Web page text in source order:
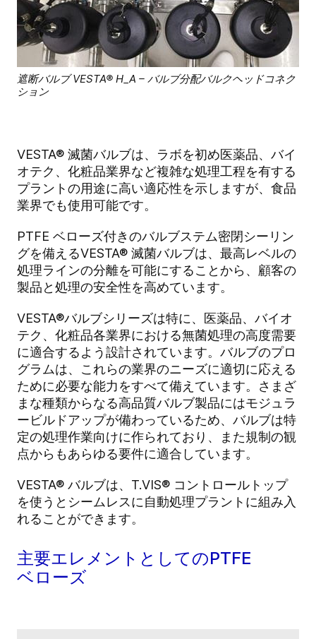
遮断バルブ VESTA® H_A – バルブ分配バルクヘッドコネク
ション
VESTA® 滅菌バルブは、ラボを初め医薬品、バイ
オテク、化粧品業界など複雑な処理工程を有する
プラントの用途に高い適応性を示しますが、食品
業界でも使用可能です。
PTFE ベローズ付きのバルブステム密閉シーリン
グを備えるVESTA® 滅菌バルブは、最高レベルの
処理ラインの分離を可能にすることから、顧客の
製品と処理の安全性を高めています。
VESTA®バルブシリーズは特に、医薬品、バイオ
テク、化粧品各業界における無菌処理の高度需要
に適合するよう設計されています。バルブのプロ
グラムは、これらの業界のニーズに適切に応える
ために必要な能力をすべて備えています。さまざ
まな種類からなる高品質バルブ製品にはモジュラ
ービルドアップが備わっているため、バルブは特
定の処理作業向けに作られており、また規制の観
点からもあらゆる要件に適合しています。
VESTA® バルブは、T.VIS® コントロールトップ
を使うとシームレスに自動処理プラントに組み入
れることができます。
主要エレメントとしてのPTFE
ベローズ